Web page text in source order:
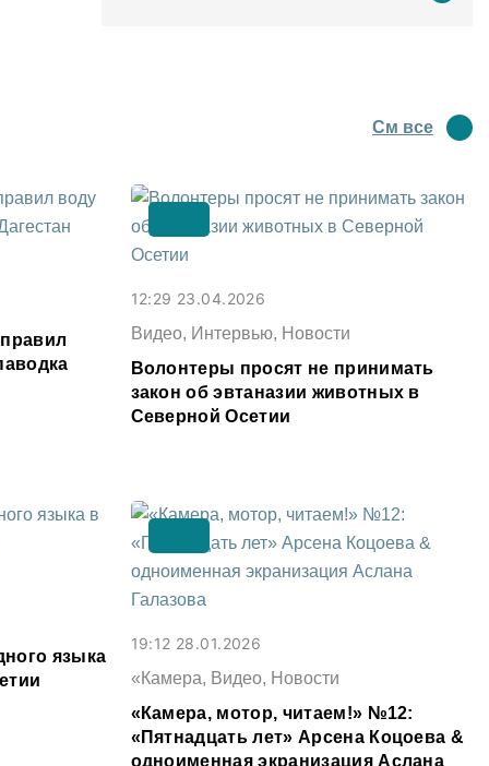
См все
12:29 23.04.2026
Видео, Интервью, Новости
Волонтеры просят не принимать
закон об эвтаназии животных в
Северной Осетии
языка
19:12 28.01.2026
«Камера, Видео, Новости
«Камера, мотор, читаем!» №12:
«Пятнадцать лет» Арсена Коцоева &
одноименная экранизация Аслана